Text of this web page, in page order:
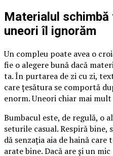
Materialul
uneori îl ignorăm
Un compleu poate avea o
fie o alegere bună dacă
ta. În purtarea de zi cu zi,
care țesătura se comportă
enorm. Uneori chiar mai
Bumbacul este, de regulă, o
seturile casual. Respiră
dă senzația aia de haină care
arate bine. Dacă are și un